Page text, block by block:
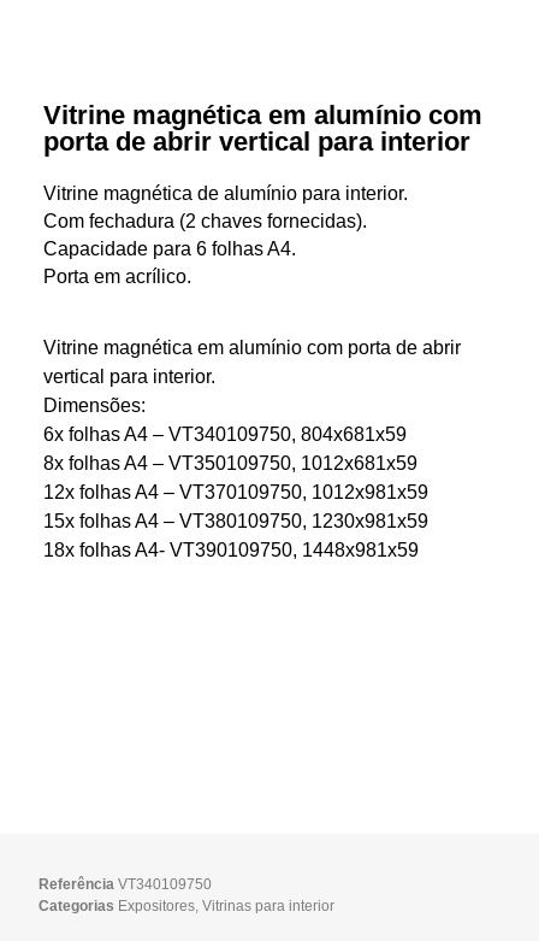
Vitrine magnética em alumínio com
porta de abrir vertical para interior
Vitrine magnética de alumínio para interior.
Com fechadura (2 chaves fornecidas).
Capacidade para 6 folhas A4.
Porta em acrílico.
Vitrine magnética em alumínio com porta de abrir
vertical para interior.
Dimensões:
6x folhas A4 – VT340109750, 804x681x59
8x folhas A4 – VT350109750, 1012x681x59
12x folhas A4 – VT370109750, 1012x981x59
15x folhas A4 – VT380109750, 1230x981x59
18x folhas A4- VT390109750, 1448x981x59
ReferênciaVT340109750
Categorias Expositores ,Vitrinas para interior